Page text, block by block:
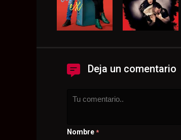
Deja un comentario
Nombre *